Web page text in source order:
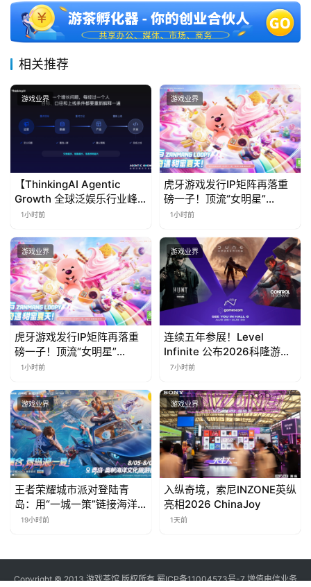
相关推荐
游戏业界
【ThinkingAI Agentic
Growth 全球泛娱乐行业峰
会】Agent 时代，人到底负
1小时前
游戏业界
虎牙游戏发行IP矩阵再落重
磅一子！顶流“女明星”
ZANMANG LOOPY 正版3D
曝光
1小时前
游戏业界
虎牙游戏发行IP矩阵再落重
磅一子！顶流“女明星”
ZANMANG LOOPY 正版3D
曝光
1小时前
游戏业界
连续五年参展！Level
Infinite 公布2026科隆游戏
展产品阵容
7小时前
游戏业界
王者荣耀城市派对登陆青
岛：用“一城一策”链接海洋
场景，以双向奔赴带动夏日
19小时前
游戏业界
入纵奇境，索尼INZONE英纵
亮相2026 ChinaJoy
1天前
Copyright © 2013 游戏茶馆 版权所有蜀ICP备11004573号-7增值电信业务